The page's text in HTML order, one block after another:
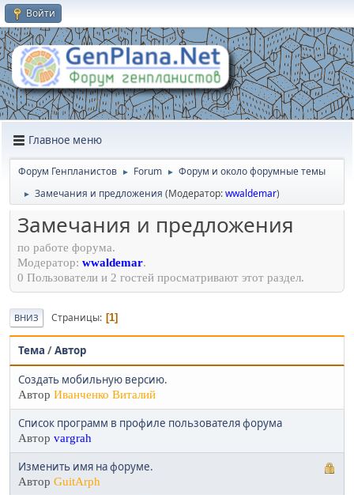
Войти
Главное меню
Форум Генпланистов ► Forum ► Форум и около форумные темы
► Замечания и предложения (Модератор:wwaldemar)
Замечания и предложения
по работе форума.
Модератор: wwaldemar.
0 Пользователи и 2 гостей просматривают этот раздел.
ВНИЗ Страницы 1
Тема /Автор
Создать мобильную версию.
Автор Иванченко Виталий
Список программ в профиле пользователя форума
Автор vargrah
Изменить имя на форуме.
Автор GuitArph